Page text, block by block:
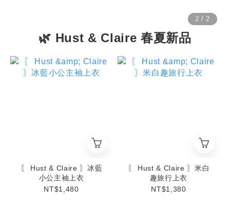
🌿 Hust & Claire 春夏新品
〖 Hust & Claire 〗冰藍
小公主袖上衣
NT$1,480
〖 Hust & Claire 〗米白
趣旅行上衣
NT$1,380